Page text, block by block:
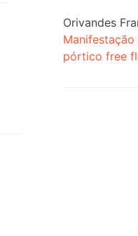
Orivandes
pórtico free